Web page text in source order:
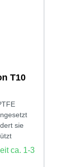
T10
sie
ca. 1-3